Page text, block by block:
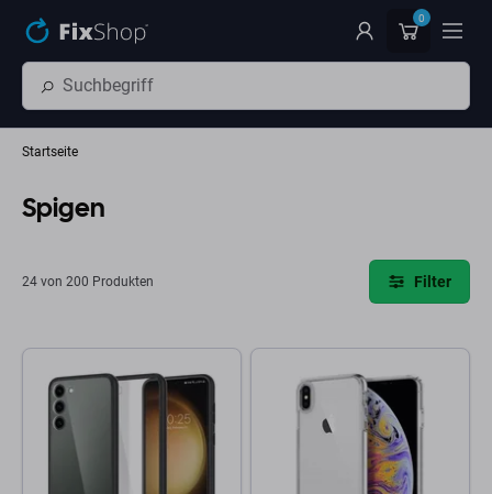
0
Startseite
Spigen
24 von 200 Produkten Filter